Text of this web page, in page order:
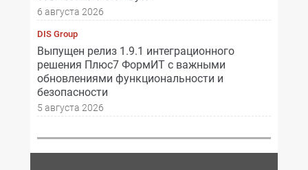
6 августа 2026
DIS Group
Выпущен релиз 1.9.1 интеграционного
решения Плюс7 ФормИТ с важными
обновлениями функциональности и
безопасности
5 августа 2026